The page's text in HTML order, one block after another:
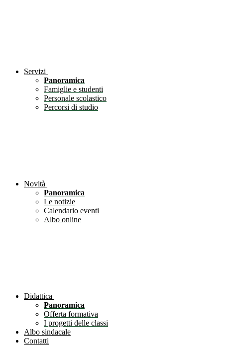
Servizi
Panoramica
Famiglie e studenti
Personale scolastico
Percorsi di studio
Novità
Panoramica
Le notizie
Calendario eventi
Albo online
Didattica
Panoramica
Offerta formativa
I progetti delle classi
Albo sindacale
Contatti